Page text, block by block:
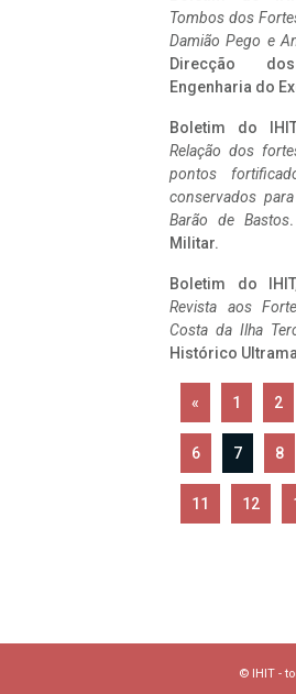
Tombos dos
Damião Pego e
Direcção
Engenharia do
Boletim do
Relação dos
pontos
conservados
Barão de Bastos
Militar.
Boletim do
Revista aos
Costa da Ilha
Histórico
« 1 2
6 7 8
11 12
© IHIT -